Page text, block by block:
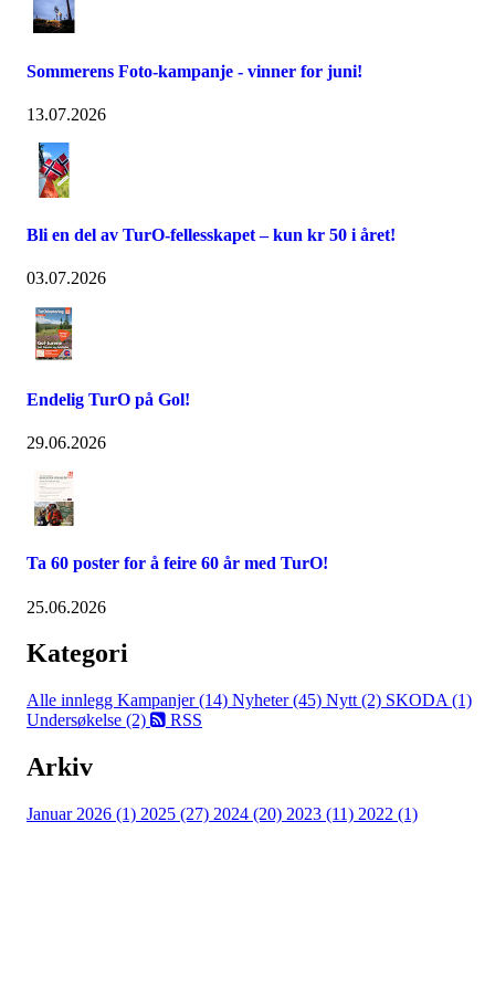
Sommerens Foto-kampanje - vinner for juni!
13.07.2026
Bli en del av TurO-fellesskapet – kun kr 50 i året!
03.07.2026
Endelig TurO på Gol!
29.06.2026
Ta 60 poster for å feire 60 år med TurO!
25.06.2026
Kategori
Alle innlegg Kampanjer (14) Nyheter (45) Nytt (2) SKODA (1)
Undersøkelse (2)
RSS
Arkiv
Januar 2026 (1) 2025 (27) 2024 (20) 2023 (11) 2022 (1)